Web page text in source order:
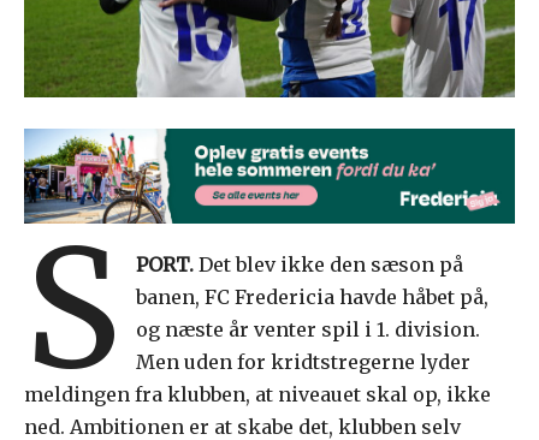
S PORT. Det blev ikke den sæson på
banen, FC Fredericia havde håbet på,
og næste år venter spil i 1. division.
Men uden for kridtstregerne lyder
meldingen fra klubben, at niveauet skal op, ikke
ned. Ambitionen er at skabe det, klubben selv